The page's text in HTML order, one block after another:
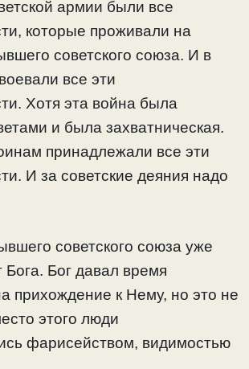
армии были все
которые проживали на
советского союза. И в
все эти
Хотя эта война была
и была захватническая.
принадлежали все эти
И за советские деяния надо
советского союза уже
Бог давал время
прихождение к Нему, но это не
этого люди
фарисейством, видимостью